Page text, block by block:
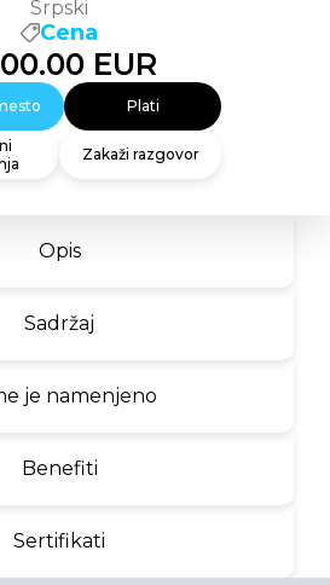
Opis
Sadržaj
je namenjeno
Benefiti
Sertifikati
Srpski
Cena
EUR
Plati
Zakaži razgovor